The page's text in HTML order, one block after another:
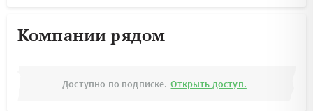
Компании рядом
Доступно по подписке. Открыть доступ.